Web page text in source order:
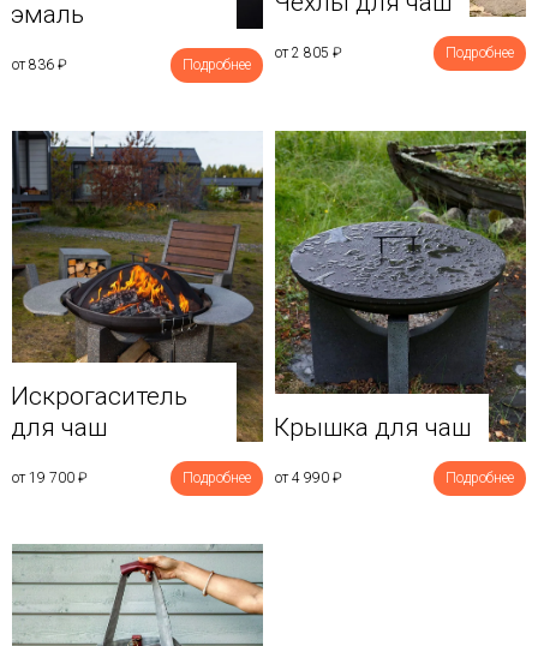
эмаль
от 836 ₽ Подробнее
от 2 805 ₽ Подробнее
Искрогаситель
для чаш
от 19 700 ₽ Подробнее
Крышка для чаш
от 4 990 ₽ Подробнее